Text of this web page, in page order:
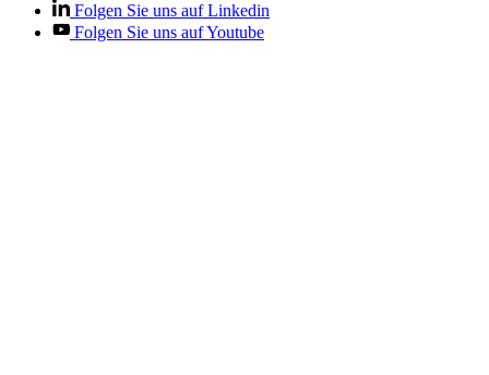
Folgen Sie uns auf Linkedin
Folgen Sie uns auf Youtube